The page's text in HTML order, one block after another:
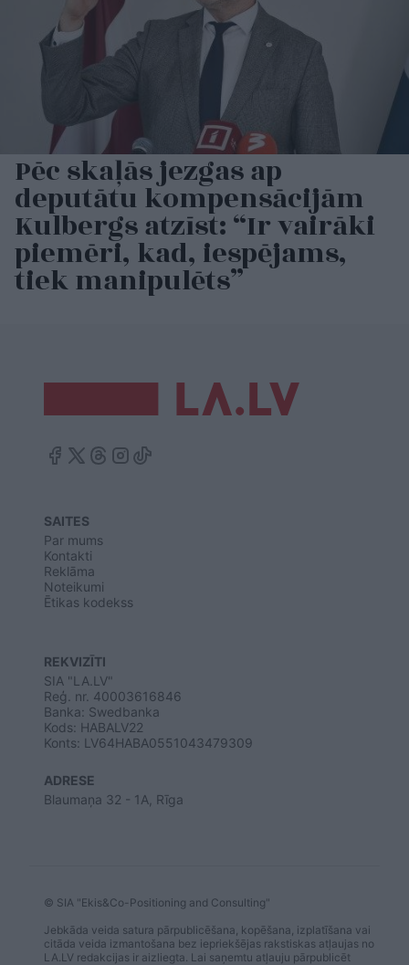
Pēc skaļās jezgas ap
deputātu kompensācijām
Kulbergs atzīst: “Ir vairāki
piemēri, kad, iespējams,
tiek manipulēts”
SAITES
Par mums
Kontakti
Reklāma
Noteikumi
Ētikas kodekss
REKVIZĪTI
SIA "LA.LV"
Reģ. nr. 40003616846
Banka: Swedbanka
Kods: HABALV22
Konts: LV64HABA0551043479309
ADRESE
Blaumaņa 32 - 1A, Rīga
© SIA "Ekis&Co-Positioning and Consulting"
Jebkāda veida satura pārpublicēšana, kopēšana, izplatīšana vai
citāda veida izmantošana bez iepriekšējas rakstiskas atļaujas no
LA.LV redakcijas ir aizliegta. Lai saņemtu atļauju pārpublicēt